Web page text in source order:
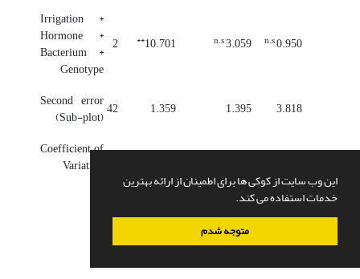
این وب سایت از کوکی ها برای اطمینان از ارائه بهترین
خدمات استفاده می کند.
متوجه شدم
0.950
n.s
3.059
n.s
10.701
**
2
Irrigation *
Hormone *
Bacterium *
Genotype
3.818
1.395
1.359
42
Second error
(Sub-plot)
13.43
7.06
5.88
Coefficient of
Variation